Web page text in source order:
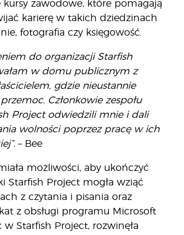
kursy zawodowe, które pomagają
karierę w takich dziedzinach
fotografia czy księgowość.
do organizacji Starfish
w domu publicznym z
gdzie nieustannie
Członkowie zespołu
Project odwiedzili mnie i dali
wolności poprzez pracę w ich
– Bee
możliwości, aby ukończyć
Starfish Project mogła wziąć
z czytania i pisania oraz
z obsługi programu Microsoft
w Starfish Project, rozwinęła